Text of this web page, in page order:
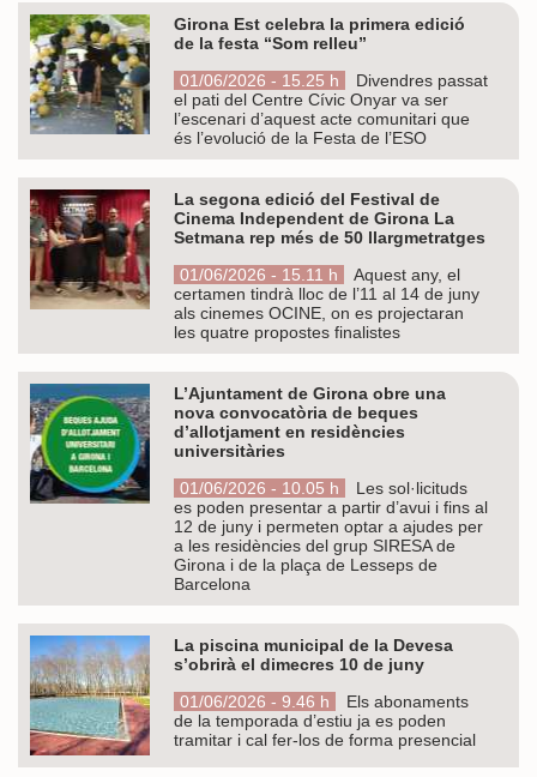
Girona Est celebra la primera edició
de la festa “Som relleu”
01/06/2026 - 15.25 h
Divendres passat
el pati del Centre Cívic Onyar va ser
l’escenari d’aquest acte comunitari que
és l’evolució de la Festa de l’ESO
La segona edició del Festival de
Cinema Independent de Girona La
Setmana rep més de 50 llargmetratges
01/06/2026 - 15.11 h
Aquest any, el
certamen tindrà lloc de l’11 al 14 de juny
als cinemes OCINE, on es projectaran
les quatre propostes finalistes
L’Ajuntament de Girona obre una
nova convocatòria de beques
d’allotjament en residències
universitàries
01/06/2026 - 10.05 h
Les sol·licituds
es poden presentar a partir d’avui i fins al
12 de juny i permeten optar a ajudes per
a les residències del grup SIRESA de
Girona i de la plaça de Lesseps de
Barcelona
La piscina municipal de la Devesa
s’obrirà el dimecres 10 de juny
01/06/2026 - 9.46 h
Els abonaments
de la temporada d’estiu ja es poden
tramitar i cal fer-los de forma presencial